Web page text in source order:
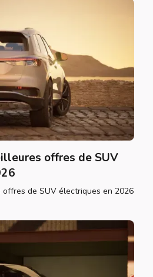
offres de SUV
de SUV électriques en 2026